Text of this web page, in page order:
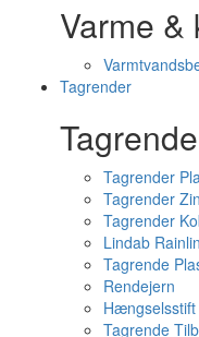
Varme &
Tagrender
Tagrender
Tagrender
Tagrender
Lindab
Tagrende
Rendejern
Hængselsstift
Tagrende